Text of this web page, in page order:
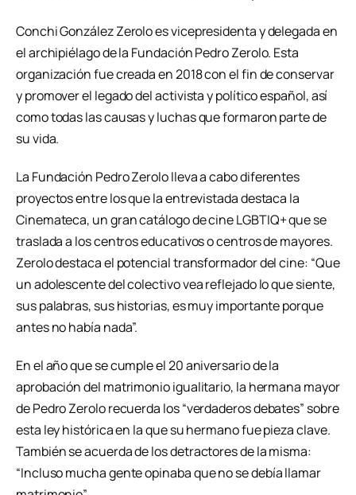
Conchi González Zerolo es vicepresidenta y delegada en
el archipiélago de la Fundación Pedro Zerolo. Esta
organización fue creada en 2018 con el fin de conservar
y promover el legado del activista y político español, así
como todas las causas y luchas que formaron parte de
su vida.
La Fundación Pedro Zerolo lleva a cabo diferentes
proyectos entre los que la entrevistada destaca la
Cinemateca, un gran catálogo de cine LGBTIQ+ que se
traslada a los centros educativos o centros de mayores.
Zerolo destaca el potencial transformador del cine: “Que
un adolescente del colectivo vea reflejado lo que siente,
sus palabras, sus historias, es muy importante porque
antes no había nada”.
En el año que se cumple el 20 aniversario de la
aprobación del matrimonio igualitario, la hermana mayor
de Pedro Zerolo recuerda los “verdaderos debates” sobre
esta ley histórica en la que su hermano fue pieza clave.
También se acuerda de los detractores de la misma:
“Incluso mucha gente opinaba que no se debía llamar